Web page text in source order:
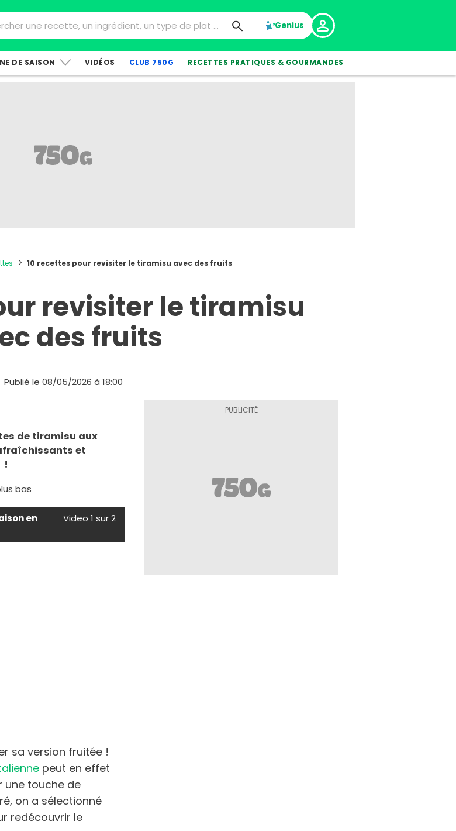
Genius
DE SAISON VIDÉOS CLUB 750G RECETTES PRATIQUES & GOURMANDES
10 recettes pour revisiter le tiramisu avec des fruits
revisiter le tiramisu
des fruits
Publié le 08/05/2026 à 18:00
de tiramisu aux
et
!
bas
en
Video 1 sur 2
sa version fruitée !
peut en effet
une touche de
on a sélectionné
redécouvrir le